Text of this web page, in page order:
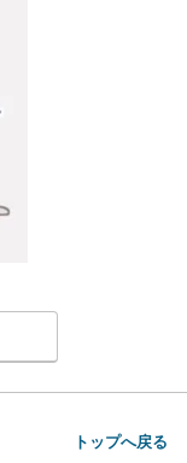
トップへ戻る